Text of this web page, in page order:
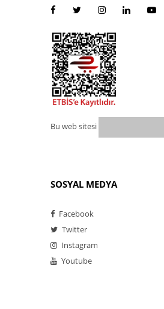
Bu web sitesi
SOSYAL MEDYA
Facebook
Twitter
Instagram
Youtube